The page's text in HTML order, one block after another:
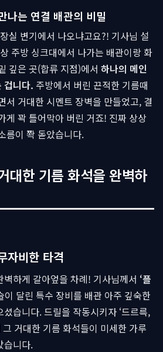
나는 연결 배관의 비밀
실 변기에서 나오냐고요?! 기사님 설
주방 싱크대에서 나가는 배관이랑 화
깊은 곳(합류 지점)에서 하나의 메인
겁니다. 주방에서 버린 끈적한 기름때
서 거대한 시멘트 장벽을 만들었고, 결
게 꽉 틀어막아 버린 거죠! 진짜 상상
름이 쫙 돋았습니다.
대한 기름 화석을 완벽하
자비한 타격
하게 갈아엎을 차례! 기사님께서 ‘플
이 달린 특수 장비를 배관 아주 깊숙한
습니다. 드릴을 작동시키자 ‘드르륵,
거대한 기름 화석들이 미세한 가루
습니다.